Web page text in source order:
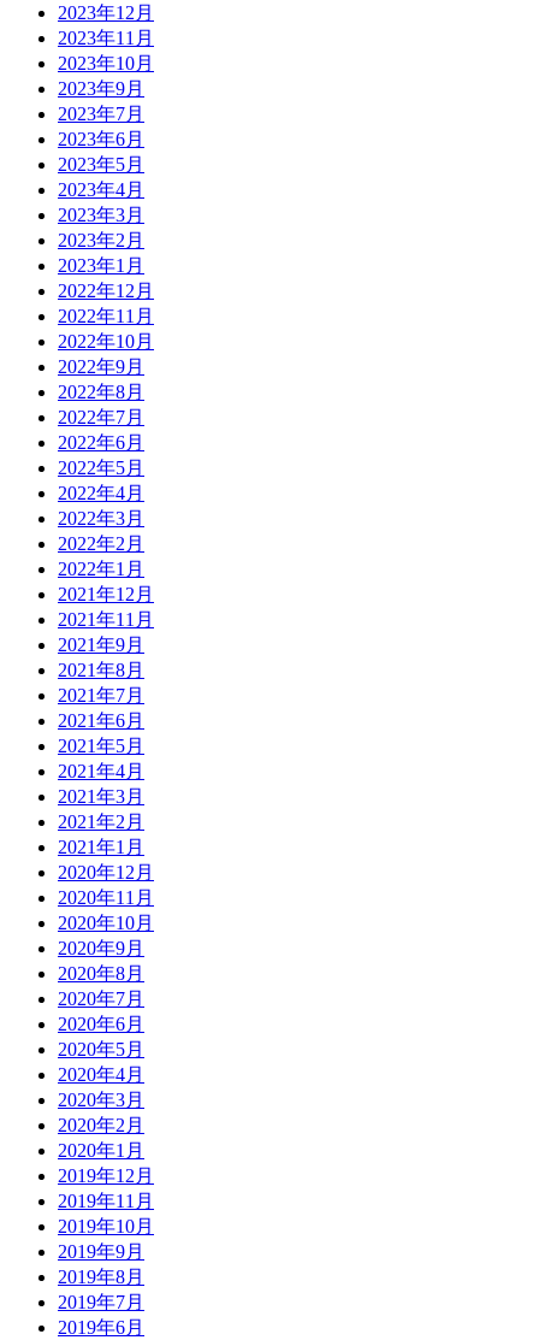
2023年12月
2023年11月
2023年10月
2023年9月
2023年7月
2023年6月
2023年5月
2023年4月
2023年3月
2023年2月
2023年1月
2022年12月
2022年11月
2022年10月
2022年9月
2022年8月
2022年7月
2022年6月
2022年5月
2022年4月
2022年3月
2022年2月
2022年1月
2021年12月
2021年11月
2021年9月
2021年8月
2021年7月
2021年6月
2021年5月
2021年4月
2021年3月
2021年2月
2021年1月
2020年12月
2020年11月
2020年10月
2020年9月
2020年8月
2020年7月
2020年6月
2020年5月
2020年4月
2020年3月
2020年2月
2020年1月
2019年12月
2019年11月
2019年10月
2019年9月
2019年8月
2019年7月
2019年6月